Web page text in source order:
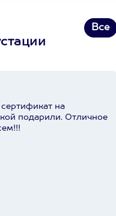
Все
на
подарили. Отличное